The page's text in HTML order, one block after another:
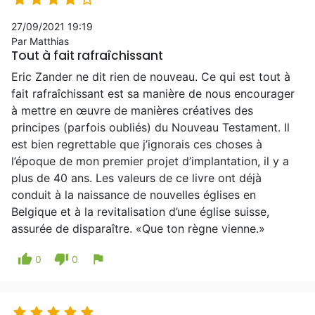
27/09/2021 19:19
Par Matthias
Tout à fait rafraîchissant
Eric Zander ne dit rien de nouveau. Ce qui est tout à
fait rafraîchissant est sa manière de nous encourager
à mettre en œuvre de manières créatives des
principes (parfois oubliés) du Nouveau Testament. Il
est bien regrettable que j’ignorais ces choses à
l’époque de mon premier projet d’implantation, il y a
plus de 40 ans. Les valeurs de ce livre ont déjà
conduit à la naissance de nouvelles églises en
Belgique et à la revitalisation d’une église suisse,
assurée de disparaître. «Que ton règne vienne.»
thumb_up 0 thumb_down 0 flag